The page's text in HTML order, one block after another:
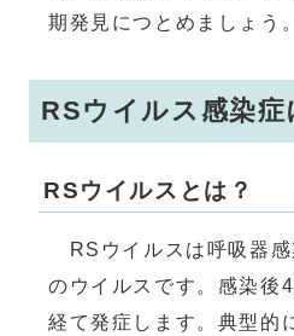
期発見につとめましょう。
RSウイルス感染症
RSウイルスとは？
RSウイルスは呼吸器感
のウイルスです。感染後
経て発症します。典型的